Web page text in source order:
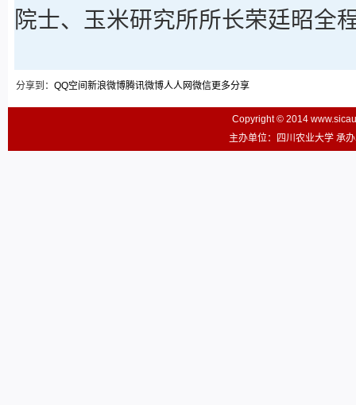
院士、玉米研究所所长荣廷昭全
分享到： QQ空间 新浪微博腾讯微博人人网微信更多分享
Copyright © 2014
主办单位：四川农业大学 承